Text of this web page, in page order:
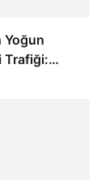
Yoğun
Trafiği:
Birliği, Kivi